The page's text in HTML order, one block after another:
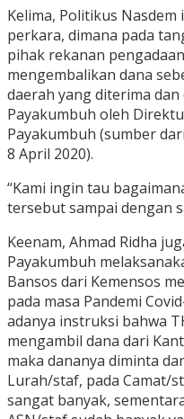
Kelima, Politikus
perkara, dimana pada
pihak rekanan
mengembalikan dana
daerah yang diterima
Payakumbuh oleh
Payakumbuh (sumber
8 April 2020).
“Kami ingin tau
tersebut sampai dengan
Keenam, Ahmad Ridha
Payakumbuh
Bansos dari Kemensos
pada masa Pandemi
adanya instruksi bahwa
mengambil dana dari
maka dananya diminta
Lurah/staf, pada Camat/
sangat banyak,